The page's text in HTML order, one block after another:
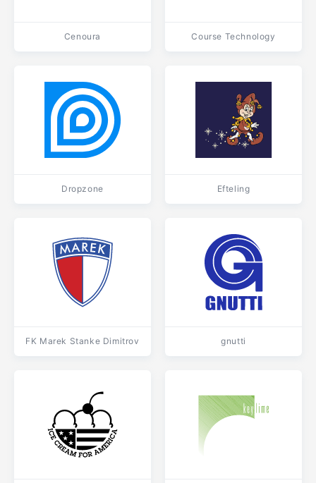
Cenoura Course Technology
Dropzone Efteling
FK Marek Stanke Dimitrov gnutti